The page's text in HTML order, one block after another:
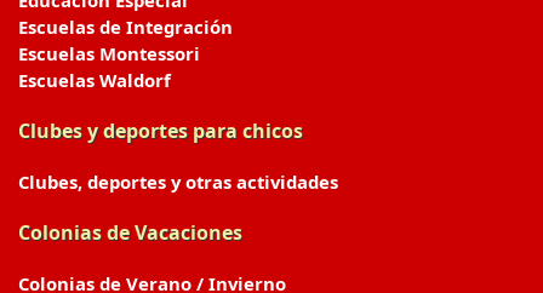
Escuelas de Integración
Escuelas Montessori
Escuelas Waldorf
Clubes y deportes para chicos
Clubes, deportes y otras actividades
Colonias de Vacaciones
Colonias de Verano / Invierno